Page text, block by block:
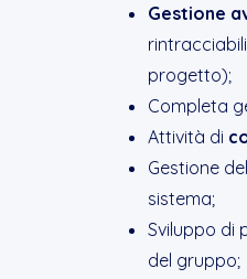
Gestione
progetto);
Completa
Attività di
Gestione
sistema;
Sviluppo di
del gruppo;